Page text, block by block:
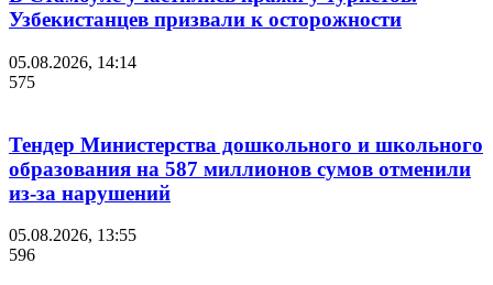
Узбекистанцев призвали к осторожности
05.08.2026, 14:14
575
Тендер Министерства дошкольного и школьного
образования на 587 миллионов сумов отменили
из-за нарушений
05.08.2026, 13:55
596